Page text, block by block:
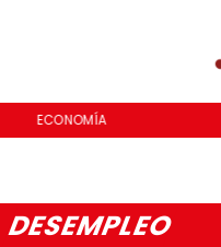
ECONOMÍA
DESEMPLEO